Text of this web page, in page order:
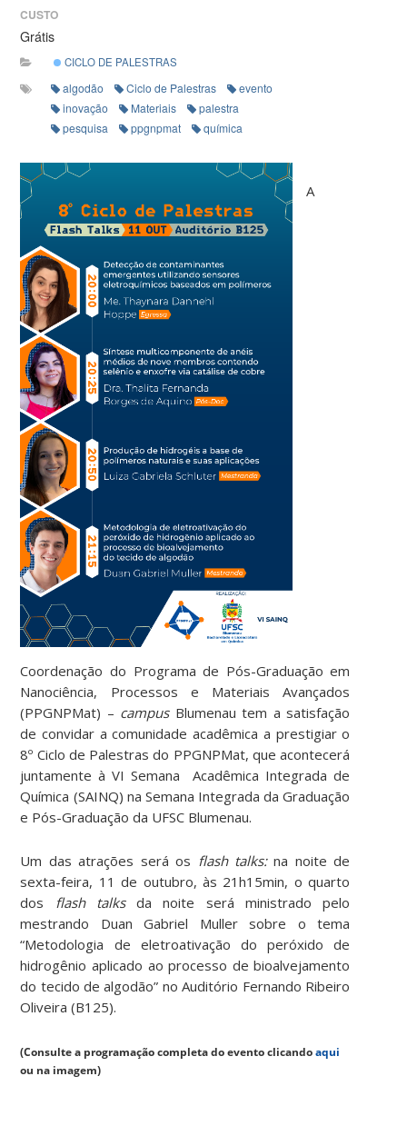
CUSTO
Grátis
CICLO DE PALESTRAS
algodão Ciclo de Palestras
evento
inovação
Materiais
palestra
pesquisa
ppgnpmat química
A
Coordenação do Programa de Pós-Graduação em
Nanociência, Processos e Materiais Avançados
(PPGNPMat) – campusBlumenau tem a satisfação
de convidar a comunidade acadêmica a prestigiar o
8º Ciclo de Palestras do PPGNPMat, que acontecerá
juntamente à VI Semana Acadêmica Integrada de
Química (SAINQ) na Semana Integrada da Graduação
e Pós-Graduação da UFSC Blumenau.
Um das atrações será os flash talks:na noite de
sexta-feira, 11 de outubro, às 21h15min, o quarto
dos flash talksda noite será ministrado pelo
mestrando Duan Gabriel Muller sobre o tema
“Metodologia de eletroativação do peróxido de
hidrogênio aplicado ao processo debioalvejamento
do tecido de algodão” no Auditório Fernando Ribeiro
Oliveira (B125).
(Consulte a programação completa do evento clicandoaqui
ou na imagem)